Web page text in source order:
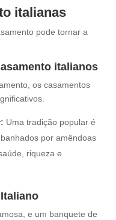
italianas
pode tornar a
italianos
os casamentos
Uma tradição popular é
por amêndoas
riqueza e
e um banquete de